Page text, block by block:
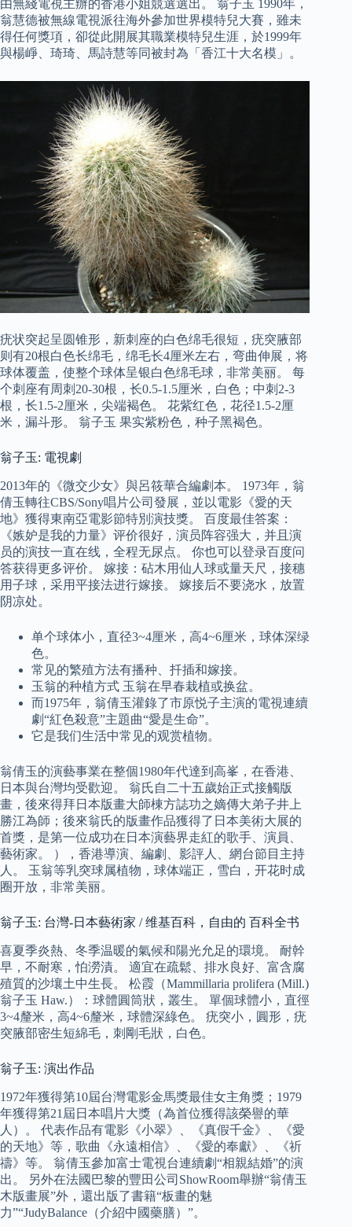
由無綫電視主辦的香港小姐競選選出。 翁子玉 1990年，
翁慧德被無線電視派往海外參加世界模特兒大賽，雖未
得任何獎項，卻從此開展其職業模特兒生涯，於1999年
與楊崢、琦琦、馬詩慧等同被封為「香江十大名模」。
疣状突起呈圆锥形，新刺座的白色绵毛很短，疣突腋部
则有20根白色长绵毛，绵毛长4厘米左右，弯曲伸展，将
球体覆盖，使整个球体呈银白色绵毛球，非常美丽。 每
个刺座有周刺20-30根，长0.5-1.5厘米，白色；中刺2-3
根，长1.5-2厘米，尖端褐色。 花紫红色，花径1.5-2厘
米，漏斗形。 翁子玉 果实紫粉色，种子黑褐色。
翁子玉: 電視劇
2013年的《微交少女》與呂筱華合編劇本。 1973年，翁
倩玉轉往CBS/Sony唱片公司發展，並以電影《愛的天
地》獲得東南亞電影節特別演技獎。 百度最佳答案：
《嫉妒是我的力量》评价很好，演员阵容强大，并且演
员的演技一直在线，全程无尿点。 你也可以登录百度问
答获得更多评价。 嫁接：砧木用仙人球或量天尺，接穗
用子球，采用平接法进行嫁接。 嫁接后不要浇水，放置
阴凉处。
单个球体小，直径3~4厘米，高4~6厘米，球体深绿
色。
常见的繁殖方法有播种、扦插和嫁接。
玉翁的种植方式 玉翁在早春栽植或换盆。
而1975年，翁倩玉灌錄了市原悦子主演的電視連續
劇“紅色殺意”主題曲“愛是生命”。
它是我们生活中常见的观赏植物。
翁倩玉的演藝事業在整個1980年代達到高峯，在香港、
日本與台灣均受歡迎。 翁氏自二十五歲始正式接觸版
畫，後來得拜日本版畫大師棟方誌功之嫡傳大弟子井上
勝江為師；後來翁氏的版畫作品獲得了日本美術大展的
首獎，是第一位成功在日本演藝界走紅的歌手、演員、
藝術家。 ），香港導演、編劇、影評人、網台節目主持
人。 玉翁等乳突球属植物，球体端正，雪白，开花时成
圈开放，非常美丽。
翁子玉: 台灣-日本藝術家 / 维基百科，自由的 百科全书
喜夏季炎熱、冬季温暖的氣候和陽光允足的環境。 耐幹
早，不耐寒，怕澇漬。 適宜在疏鬆、排水良好、富含腐
殖質的沙壤土中生長。 松霞（Mammillaria prolifera (Mill.)
翁子玉 Haw.）：球體圓筒狀，叢生。 單個球體小，直徑
3~4釐米，高4~6釐米，球體深綠色。 疣突小，圓形，疣
突腋部密生短綿毛，刺剛毛狀，白色。
翁子玉: 演出作品
1972年獲得第10屆台灣電影金馬獎最佳女主角獎；1979
年獲得第21屆日本唱片大獎（為首位獲得該榮譽的華
人）。 代表作品有電影《小翠》、《真假千金》、《愛
的天地》等，歌曲《永遠相信》、《愛的奉獻》、《祈
禱》等。 翁倩玉參加富士電視台連續劇“相親結婚”的演
出。 另外在法國巴黎的豐田公司ShowRoom舉辦“翁倩玉
木版畫展”外，還出版了書籍“板畫的魅
力”“JudyBalance（介紹中國藥膳）”。